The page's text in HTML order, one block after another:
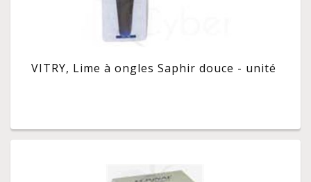
VITRY, Lime à ongles Saphir douce - unité